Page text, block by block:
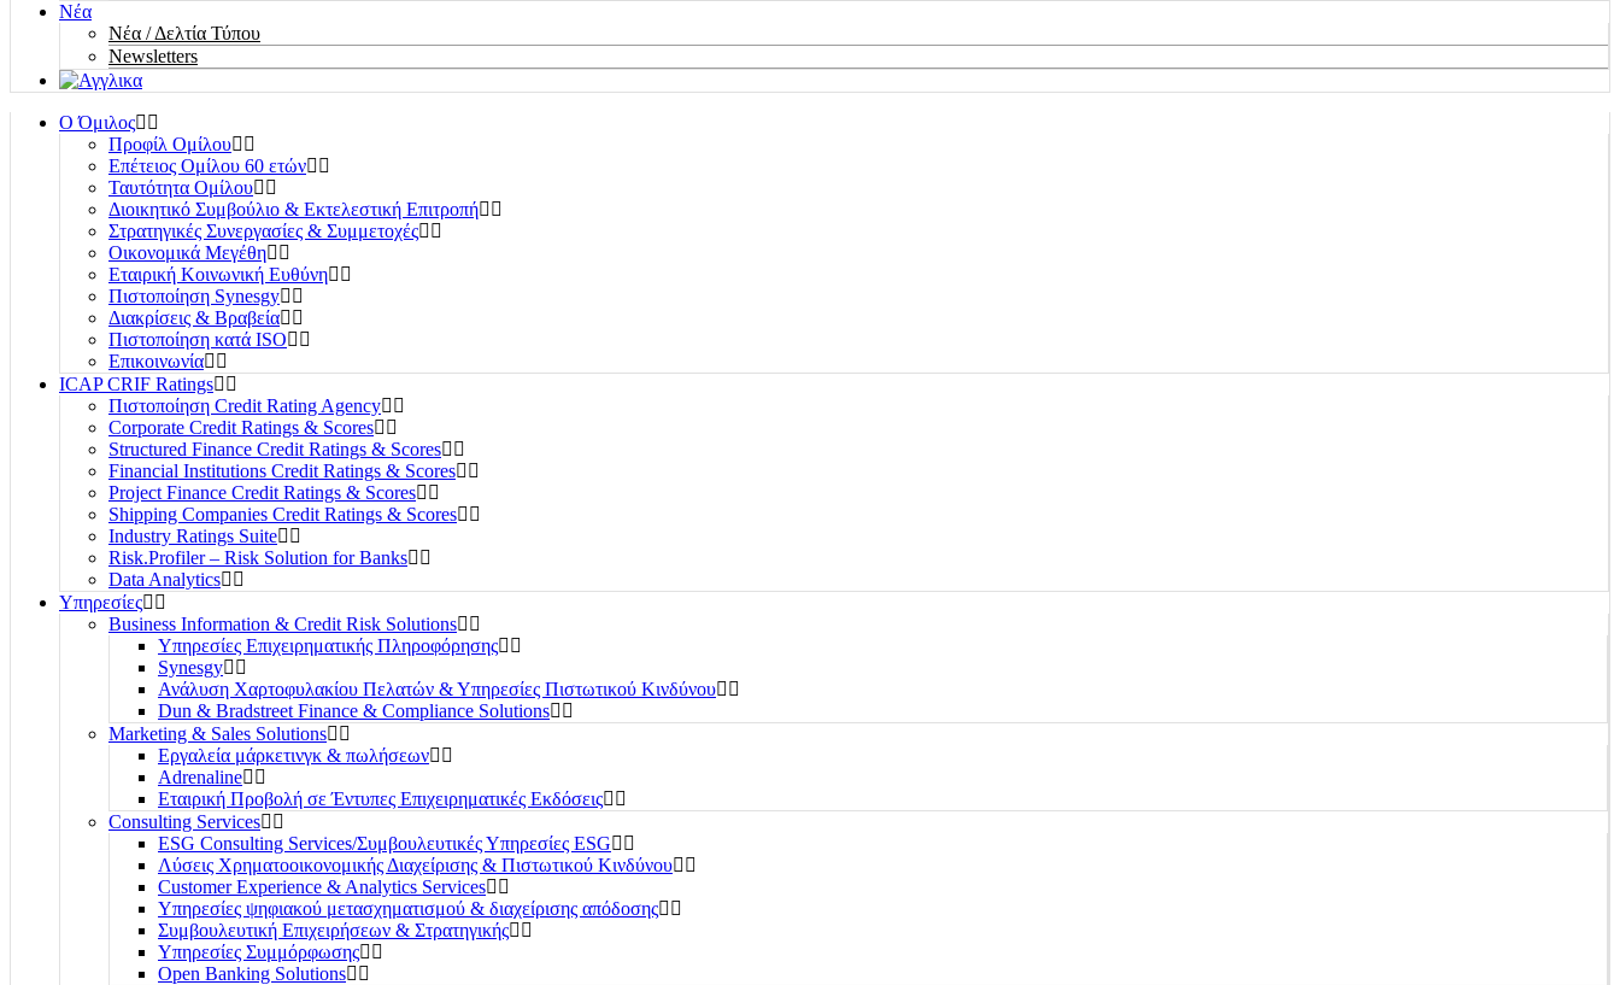
Νέα
Νέα / Δελτία Τύπου
Newsletters
Ο Όμιλος
Προφίλ Ομίλου
Επέτειος Oμίλου 60 ετών
Ταυτότητα Ομίλου
Διοικητικό Συμβούλιο & Εκτελεστική Επιτροπή
Στρατηγικές Συνεργασίες & Συμμετοχές
Οικονομικά Μεγέθη
Εταιρική Κοινωνική Ευθύνη
Πιστοποίηση Synesgy
Διακρίσεις & Βραβεία
Πιστοποίηση κατά ISO
Επικοινωνία
ICAP CRIF Ratings
Πιστοποίηση Credit Rating Agency
Corporate Credit Ratings & Scores
Structured Finance Credit Ratings & Scores
Financial Institutions Credit Ratings & Scores
Project Finance Credit Ratings & Scores
Shipping Companies Credit Ratings & Scores
Industry Ratings Suite
Risk.Profiler – Risk Solution for Banks
Data Analytics
Υπηρεσίες
Business Information & Credit Risk Solutions
Υπηρεσίες Επιχειρηματικής Πληροφόρησης
Synesgy
Ανάλυση Χαρτοφυλακίου Πελατών & Υπηρεσίες Πιστωτικού Κινδύνου
Dun & Bradstreet Finance & Compliance Solutions
Marketing & Sales Solutions
Εργαλεία μάρκετινγκ & πωλήσεων
Adrenaline
Εταιρική Προβολή σε Έντυπες Επιχειρηματικές Εκδόσεις
Consulting Services
ESG Consulting Services/Συμβουλευτικές Υπηρεσίες ESG
Λύσεις Χρηματοοικονομικής Διαχείρισης & Πιστωτικού Κινδύνου
Customer Experience & Analytics Services
Υπηρεσίες ψηφιακού μετασχηματισμού & διαχείρισης απόδοσης
Συμβουλευτική Επιχειρήσεων & Στρατηγικής
Υπηρεσίες Συμμόρφωσης
Open Banking Solutions